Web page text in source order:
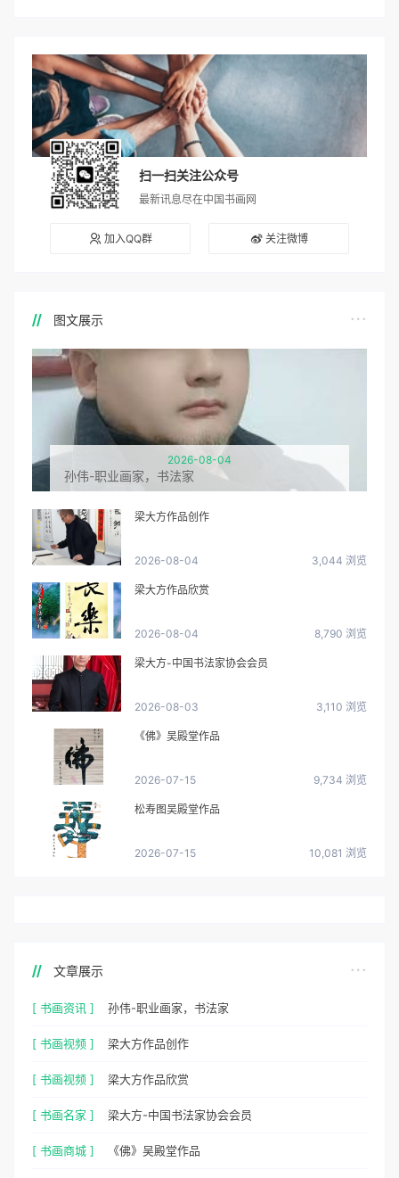
扫一扫关注公众号
最新讯息尽在中国书画网
加入QQ群 关注微博
图文展示
2026-08-04
孙伟-职业画家，书法家
梁大方作品创作
2026-08-04 3,044 浏览
梁大方作品欣赏
2026-08-04 8,790 浏览
梁大方-中国书法家协会会员
2026-08-03 3,110 浏览
《佛》吴殿堂作品
2026-07-15 9,734 浏览
松寿图吴殿堂作品
2026-07-15 10,081 浏览
文章展示
[ 书画资讯 ] 孙伟-职业画家，书法家
[ 书画视频 ] 梁大方作品创作
[ 书画视频 ] 梁大方作品欣赏
[ 书画名家 ] 梁大方-中国书法家协会会员
[ 书画商城 ] 《佛》吴殿堂作品